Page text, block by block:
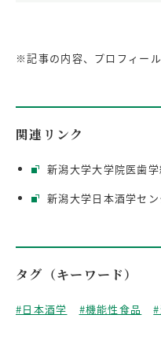
※記事の内容、プロフィー
関連リンク
新潟大学大学院医歯学
新潟大学日本酒学セン
タグ（キーワード）
#日本酒学 #機能性食品